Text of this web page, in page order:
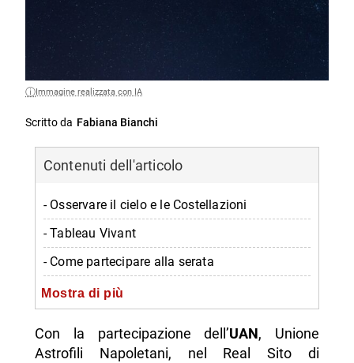
Immagine realizzata con IA
Scritto da Fabiana Bianchi
Contenuti dell'articolo
- Osservare il cielo e le Costellazioni
- Tableau Vivant
- Come partecipare alla serata
- Informazioni sull’evento
-- Dove
Mostra di più
Con la partecipazione dell’UAN, Unione
Astrofili Napoletani, nel Real Sito di